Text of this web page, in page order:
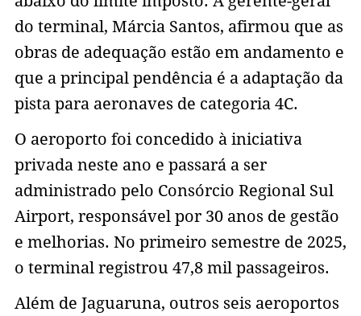
do terminal, Márcia Santos, afirmou que as
obras de adequação estão em andamento e
que a principal pendência é a adaptação da
pista para aeronaves de categoria 4C.
O aeroporto foi concedido à iniciativa
privada neste ano e passará a ser
administrado pelo Consórcio Regional Sul
Airport, responsável por 30 anos de gestão
e melhorias. No primeiro semestre de 2025,
o terminal registrou 47,8 mil passageiros.
Além de Jaguaruna, outros seis aeroportos